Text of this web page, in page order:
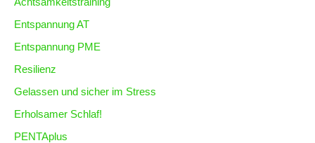
Entspannung AT
Entspannung PME
Resilienz
Gelassen und sicher im Stress
Erholsamer Schlaf!
PENTAplus